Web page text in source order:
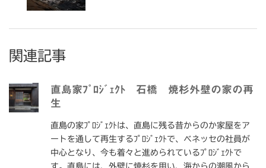
関連記事
直島家ﾌﾟﾛｼﾞｪｸﾄ 石橋 焼杉外壁の家の再
生
直島の家ﾌﾟﾛｼﾞｪｸﾄは、直島に残る昔からのか家屋をア
ートを通して再生するﾌﾟﾛｼﾞｪｸﾄで、ベネッセの社員が
中心となり、今も着々と進められているﾌﾟﾛｼﾞｪｸﾄで
す。直島には、外壁に焼杉を用い、海からの潮風から